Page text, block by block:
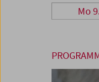
Mo